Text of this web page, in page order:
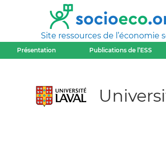
Site ressources de l’économie
Présentation Publications de l’ESS